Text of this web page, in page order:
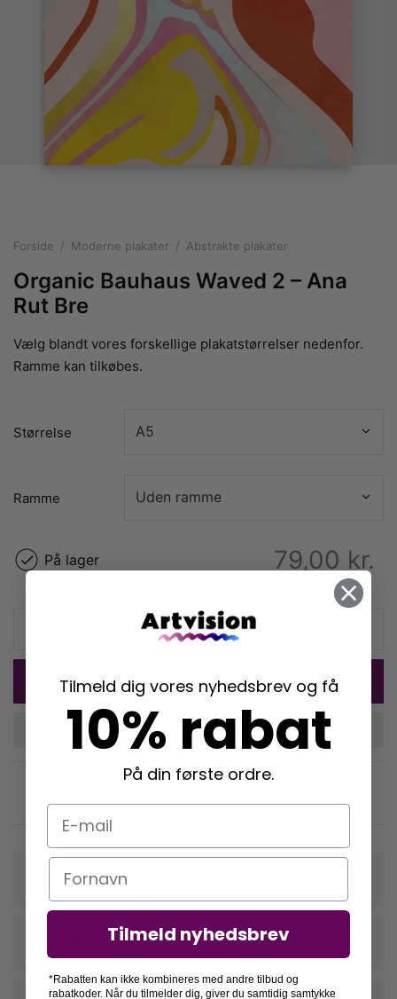
Forside / Moderne plakater / Abstrakte plakater
Organic Bauhaus Waved 2 – Ana
Rut Bre
Vælg blandt vores forskellige plakatstørrelser nedenfor.
Ramme kan tilkøbes.
Størrelse
Ramme
79,00 kr.
På lager
Tilføj til kurv
Tilføj til ønskeliste
Levering: 2-5 hverdage
Fri fragt over 399,-
Dansk webshop
stiftet i Vallensbæk med lokal produktion i Taastrup
Trykt på 230g kvalitetspapir
i pastelfarver
plakater
plakater
til sommerhuset
med kvinder
Tilmeld dig vores nyhedsbrev og få
10% rabat
På din første ordre.
E-mail
Navn
Tilmeld nyhedsbrev
*Rabatten kan ikke kombineres med andre tilbud og
rabatkoder. Når du tilmelder dig, giver du samtidig samtykke